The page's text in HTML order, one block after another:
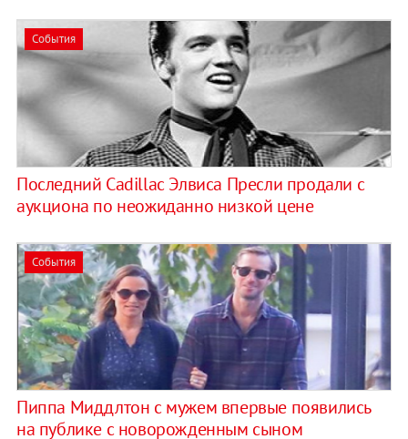
События
Последний Cadillac Элвиса Пресли продали с
аукциона по неожиданно низкой цене
События
Пиппа Миддлтон с мужем впервые появились
на публике с новорожденным сыном